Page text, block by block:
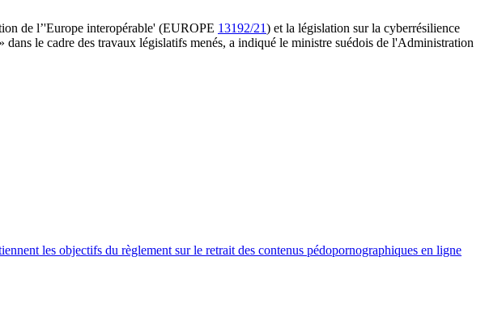
de l’'Europe interopérable' (EUROPE 13192/21) et la législation sur la cyberrésilience
» dans le cadre des travaux législatifs menés, a indiqué le ministre suédois de l'Administration
les objectifs du règlement sur le retrait des contenus pédopornographiques en ligne